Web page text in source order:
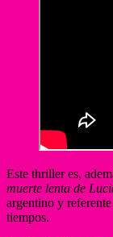
Este thriller es,
muerte lenta de
argentino y
tiempos.